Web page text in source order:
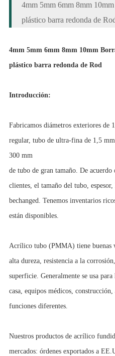
4mm 5mm 6mm 8mm
plástico barra redonda de
4mm 5mm 6mm 8mm 10mm
plástico barra redonda de Rod
Introducción:
Fabricamos diámetros exteriores de
regular, tubo de ultra-fina de 1,5
300 mm
de tubo de gran tamaño. De
clientes, el tamaño del tubo,
bechanged. Tenemos inventarios
están disponibles.
Acrílico tubo (PMMA) tiene buenas
alta dureza, resistencia a la
superficie. Generalmente se usa
casa, equipos médicos,
funciones diferentes.
Nuestros productos de acrílico
mercados: órdenes exportados a